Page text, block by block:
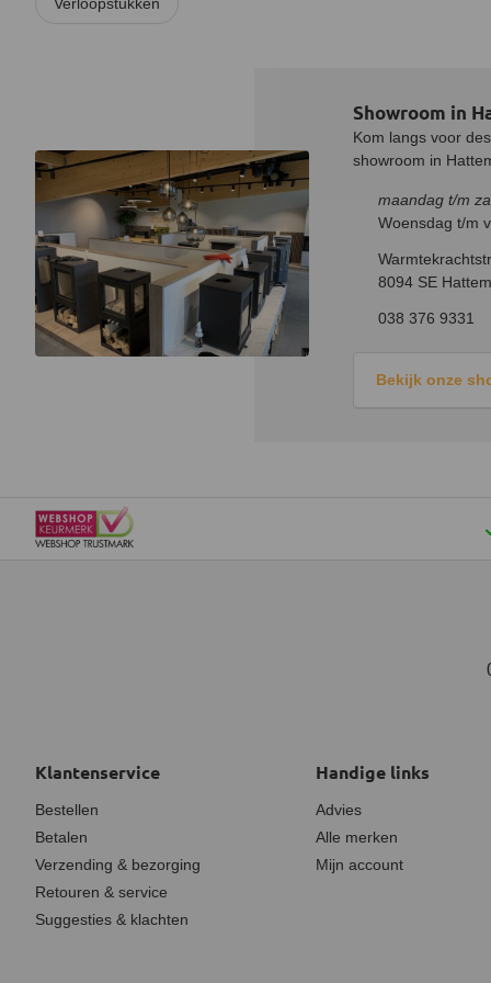
Showroom in
Kom langs voor
showroom in
maandag t/m
Woensdag t/m
8094 SE
038 376 9331
Bekijk onze
Klantenservice
Bestellen
Betalen
Verzending & bezorging
Retouren & service
Suggesties & klachten
Handige links
Advies
Alle merken
Mijn account